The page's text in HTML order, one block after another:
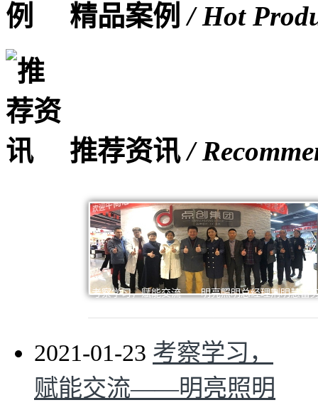
精品案例/ Hot
推荐资讯/
考察学习，赋能交流——明亮照明总经理荆明慧蓄
2021-01-23 考察学习，
赋能交流——明亮照明